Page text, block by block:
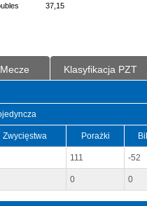
37,15
Mecze Klasyfikacja PZT
Zwycięstwa Porażki
111 -52
0 0